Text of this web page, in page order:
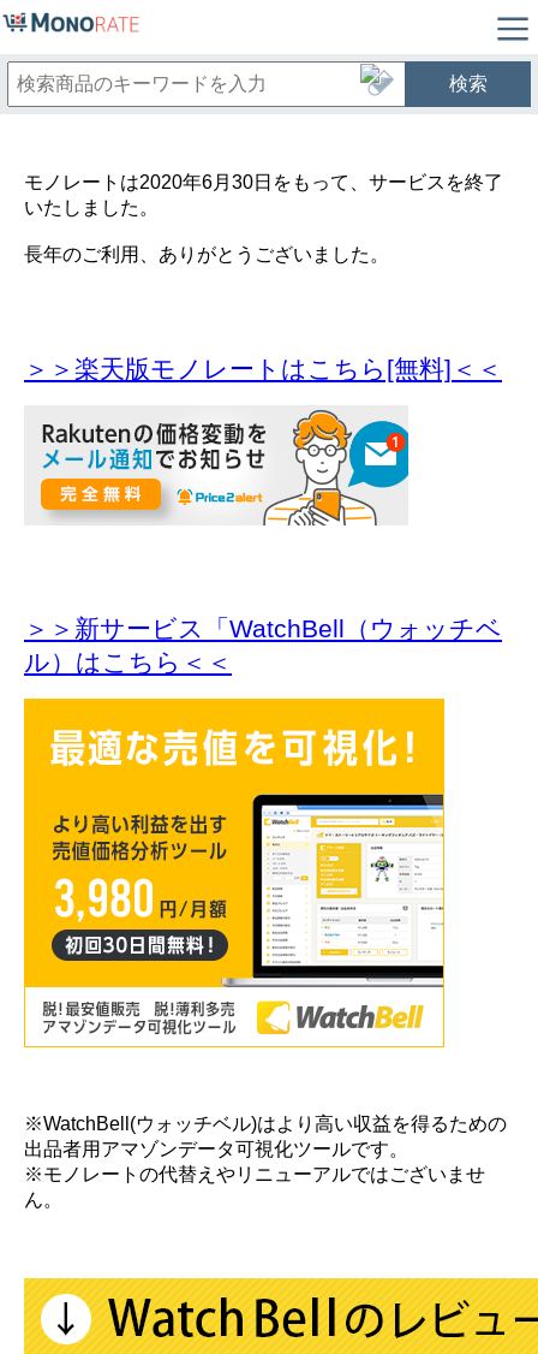
検索
モノレートは2020年6月30日をもって、サービスを終了
いたしました。
長年のご利用、ありがとうございました。
＞＞楽天版モノレートはこちら[無料]＜＜
＞＞新サービス「WatchBell（ウォッチベ
ル）はこちら＜＜
※WatchBell(ウォッチベル)はより高い収益を得るための
出品者用アマゾンデータ可視化ツールです。
※モノレートの代替えやリニューアルではございませ
ん。